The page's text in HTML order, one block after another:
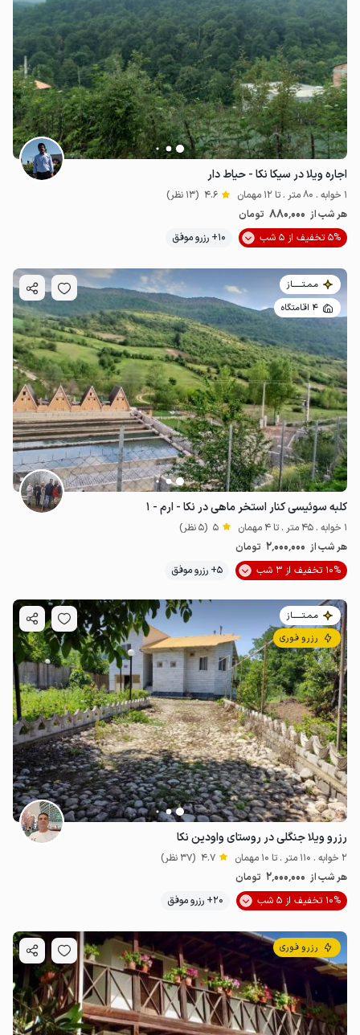
اجاره ویلا در سیکا نکا - حیاط دار
1 خوابه . 80 متر . تا 12 مهمان 4.6 (13 نظر)
هر شب از 880٬000 تومان
5% تخفیف از 5 شب
10+ رزرو موفق
مـمـتــــــاز
4 اقامتگاه
کلبه سوئیسی کنار استخر ماهی در نکا - ارم - ۱
1 خوابه . 45 متر . تا 4 مهمان 5 (5 نظر)
هر شب از 2٬000٬000 تومان
10% تخفیف از 3 شب
5+ رزرو موفق
مـمـتــــــاز
رزرو فوری
رزرو ویلا جنگلی در روستای واودین نکا
2 خوابه . 110 متر . تا 10 مهمان 4.7 (37 نظر)
هر شب از 2٬000٬000 تومان
10% تخفیف از 5 شب
20+ رزرو موفق
رزرو فوری